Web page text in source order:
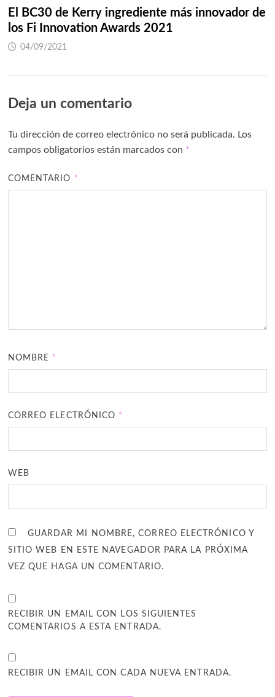
El BC30 de Kerry ingrediente más innovador de
los Fi Innovation Awards 2021
04/09/2021
Deja un comentario
Tu dirección de correo electrónico no será publicada. Los
campos obligatorios están marcados con *
COMENTARIO *
NOMBRE *
CORREO ELECTRÓNICO *
WEB
GUARDAR MI NOMBRE, CORREO ELECTRÓNICO Y
SITIO WEB EN ESTE NAVEGADOR PARA LA PRÓXIMA
VEZ QUE HAGA UN COMENTARIO.
RECIBIR UN EMAIL CON LOS SIGUIENTES
COMENTARIOS A ESTA ENTRADA.
RECIBIR UN EMAIL CON CADA NUEVA ENTRADA.